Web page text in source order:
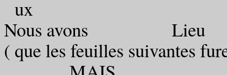
ux
Nous avons
( que les feuilles suivantes